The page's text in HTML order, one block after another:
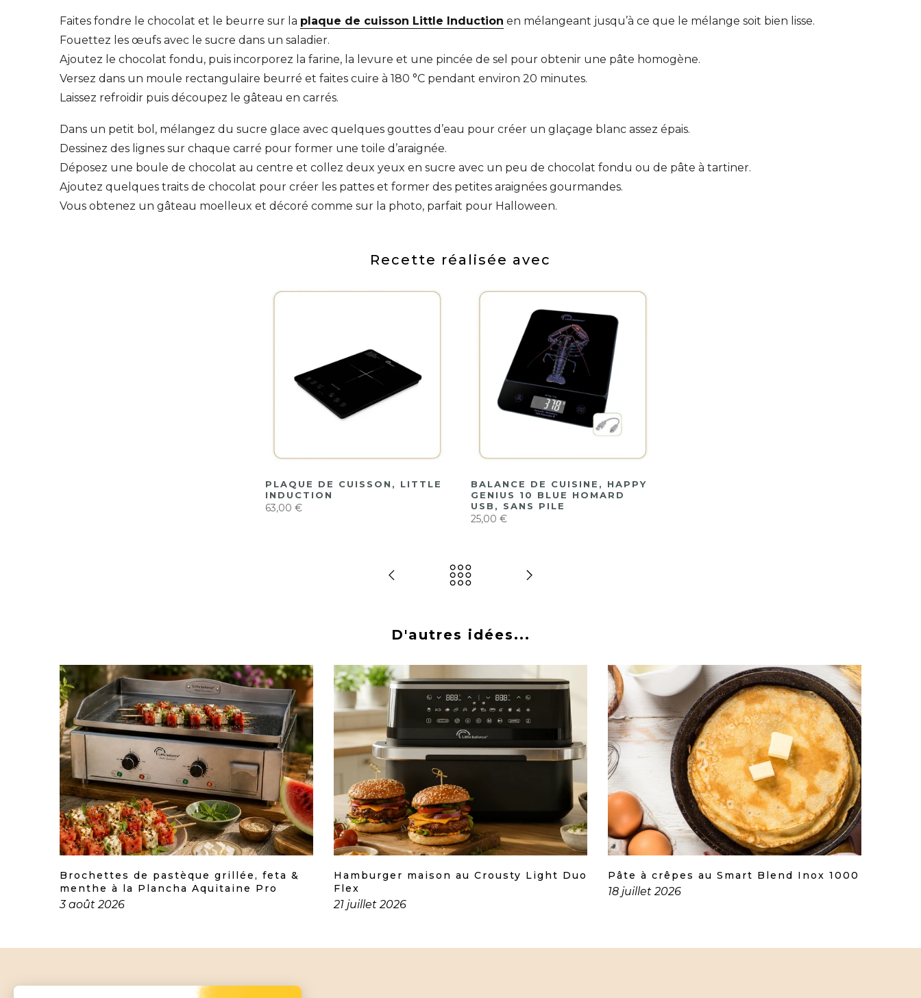
Faites fondre le chocolat et le beurre sur la plaque de cuisson Little Induction en mélangeant jusqu’à ce que le mélange soit bien lisse.
Fouettez les œufs avec le sucre dans un saladier.
Ajoutez le chocolat fondu, puis incorporez la farine, la levure et une pincée de sel pour obtenir une pâte homogène.
Versez dans un moule rectangulaire beurré et faites cuire à 180 °C pendant environ 20 minutes.
Laissez refroidir puis découpez le gâteau en carrés.
Dans un petit bol, mélangez du sucre glace avec quelques gouttes d’eau pour créer un glaçage blanc assez épais.
Dessinez des lignes sur chaque carré pour former une toile d’araignée.
Déposez une boule de chocolat au centre et collez deux yeux en sucre avec un peu de chocolat fondu ou de pâte à tartiner.
Ajoutez quelques traits de chocolat pour créer les pattes et former des petites araignées gourmandes.
Vous obtenez un gâteau moelleux et décoré comme sur la photo, parfait pour Halloween.
Recette réalisée avec
PLAQUE DE CUISSON, LITTLE
INDUCTION
63,00 €
BALANCE DE CUISINE, HAPPY
GENIUS 10 BLUE HOMARD
USB, SANS PILE
25,00 €
D'autres idées...
Brochettes de pastèque grillée, feta &
menthe à la Plancha Aquitaine Pro
3 août 2026
Hamburger maison au Crousty Light Duo
Flex
21 juillet 2026
Pâte à crêpes au Smart Blend Inox 1000
18 juillet 2026